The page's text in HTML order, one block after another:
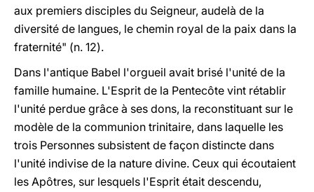
aux premiers disciples du Seigneur, audelà de la
diversité de langues, le chemin royal de la paix dans la
fraternité" (n. 12).
Dans l'antique Babel l'orgueil avait brisé l'unité de la
famille humaine. L'Esprit de la Pentecôte vint rétablir
l'unité perdue grâce à ses dons, la reconstituant sur le
modèle de la communion trinitaire, dans laquelle les
trois Personnes subsistent de façon distincte dans
l'unité indivise de la nature divine. Ceux qui écoutaient
les Apôtres, sur lesquels l'Esprit était descendu,